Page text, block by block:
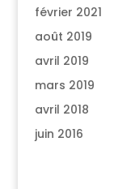
février 2021
août 2019
avril 2019
mars 2019
avril 2018
juin 2016